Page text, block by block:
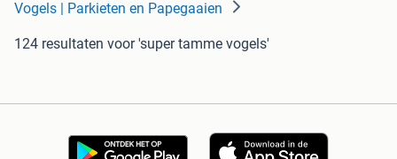
Vogels | Parkieten en Papegaaien
124 resultaten voor 'super tamme vogels'